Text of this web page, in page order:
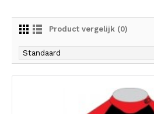
Product vergelijk (0)